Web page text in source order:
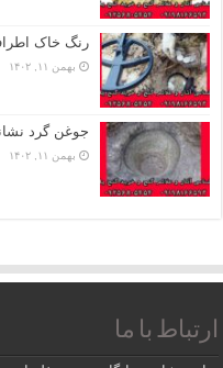
رنگ خاک
بهمن ۱۱, ۱۴۰۲
جوغن گرد
بهمن ۱۱, ۱۴۰۲
ارتباط با ما